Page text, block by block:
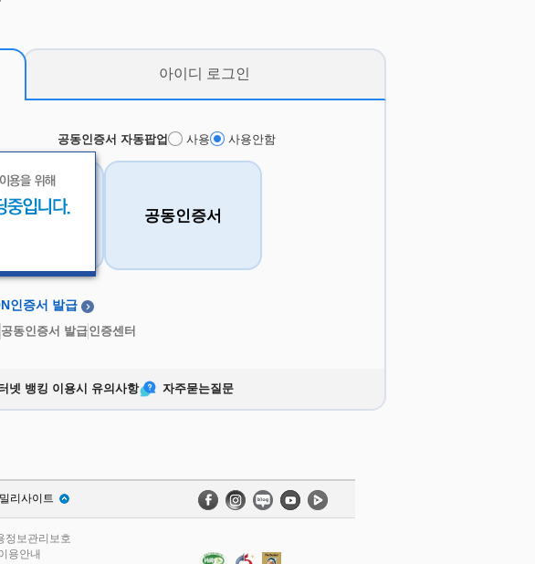
공동인증서 자동팝업 사용 사용안함
인증서 공동인증서
인증서 발급
공동인증서 발급인증센터
아이디 로그인
넷 뱅킹 이용시 유의사항 자주묻는질문
리사이트
정보관리보호
용안내